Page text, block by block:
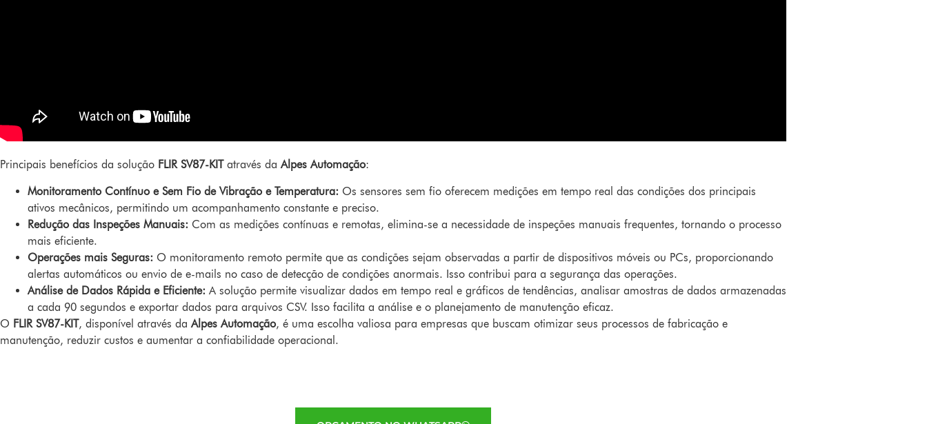
Principais benefícios da solução FLIR SV87-KITatravés da Alpes Automação:
Monitoramento Contínuo e Sem Fio de Vibração e Temperatura: Os sensores sem fio oferecem medições em tempo real das condições dos principais
ativos mecânicos, permitindo um acompanhamento constante e preciso.
Redução das Inspeções Manuais: Com as medições contínuas e remotas, elimina-se a necessidade de inspeções manuais frequentes, tornando o processo
mais eficiente.
Operações mais Seguras: O monitoramento remoto permite que as condições sejam observadas a partir de dispositivos móveis ou PCs, proporcionando
alertas automáticos ou envio de e-mails no caso de detecção de condições anormais. Isso contribui para a segurança das operações.
Análise de Dados Rápida e Eficiente: A solução permite visualizar dados em tempo real e gráficos de tendências, analisar amostras de dados armazenadas
a cada 90 segundos e exportar dados para arquivos CSV. Isso facilita a análise e o planejamento de manutenção eficaz.
O FLIR SV87-KIT, disponível através da Alpes Automação, é uma escolha valiosa para empresas que buscam otimizar seus processos de fabricação e
manutenção, reduzir custos e aumentar a confiabilidade operacional.